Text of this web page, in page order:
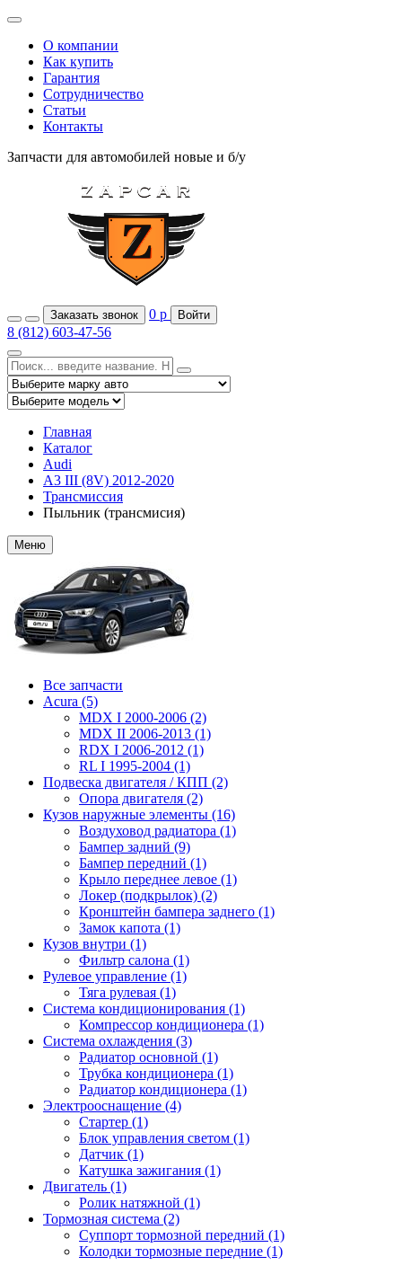
О компании
Как купить
Гарантия
Сотрудничество
Статьи
Контакты
Запчасти для автомобилей новые и б/у
Заказать звонок 0 р Войти
8 (812) 603-47-56
Главная
Каталог
Audi
A3 III (8V) 2012-2020
Трансмиссия
Пыльник (трансмисия)
Меню
Все запчасти
Acura (5)
MDX I 2000-2006 (2)
MDX II 2006-2013 (1)
RDX I 2006-2012 (1)
RL I 1995-2004 (1)
Подвеска двигателя / КПП (2)
Опора двигателя (2)
Кузов наружные элементы (16)
Воздуховод радиатора (1)
Бампер задний (9)
Бампер передний (1)
Крыло переднее левое (1)
Локер (подкрылок) (2)
Кронштейн бампера заднего (1)
Замок капота (1)
Кузов внутри (1)
Фильтр салона (1)
Рулевое управление (1)
Тяга рулевая (1)
Система кондиционирования (1)
Компрессор кондиционера (1)
Система охлаждения (3)
Радиатор основной (1)
Трубка кондиционера (1)
Радиатор кондиционера (1)
Электрооснащение (4)
Стартер (1)
Блок управления светом (1)
Датчик (1)
Катушка зажигания (1)
Двигатель (1)
Ролик натяжной (1)
Тормозная система (2)
Суппорт тормозной передний (1)
Колодки тормозные передние (1)